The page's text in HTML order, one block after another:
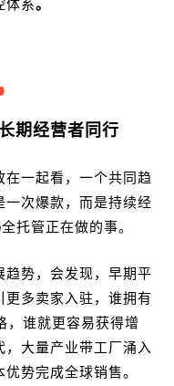
体系。
期经营者同行
一起看，一个共同趋
一次爆款，而是持续经
托管正在做的事。
趋势，会发现，早期平
多卖家入驻，谁拥有
，谁就更容易获得增
大量产业带工厂涌入
势完成全球销售。